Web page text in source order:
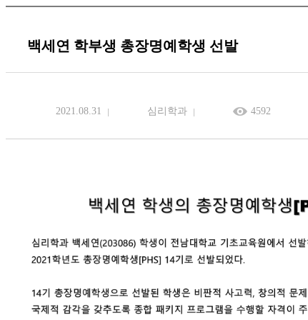
백세연 학부생 총장명예학생 선발
2021.08.31 심리학과 4592